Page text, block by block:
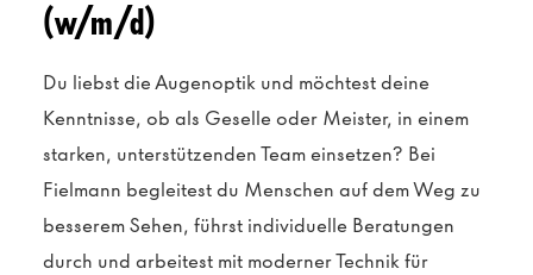
(w/m/d)
Du liebst die Augenoptik und möchtest deine
Kenntnisse, ob als Geselle oder Meister, in einem
starken, unterstützenden Team einsetzen? Bei
Fielmann begleitest du Menschen auf dem Weg zu
besserem Sehen, führst individuelle Beratungen
durch und arbeitest mit moderner Technik für